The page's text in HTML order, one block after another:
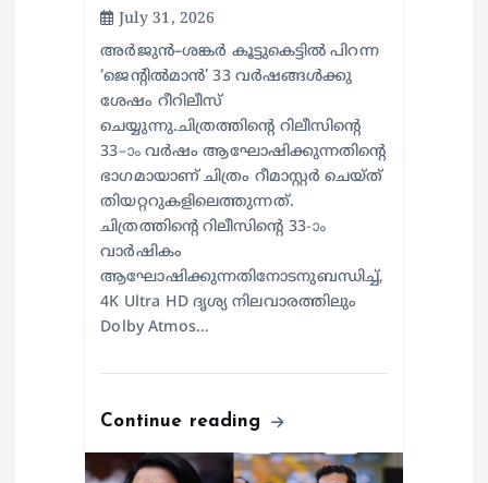
July 31, 2026
അർജുൻ–ശങ്കർ കൂട്ടുകെട്ടിൽ പിറന്ന
‘ജെന്റിൽമാൻ’ 33 വർഷങ്ങൾക്കു
ശേഷം റീറിലീസ്
ചെയ്യുന്നു.ചിത്രത്തിന്റെ റിലീസിന്റെ
33–ാം വർഷം ആഘോഷിക്കുന്നതിന്റെ
ഭാഗമായാണ് ചിത്രം റീമാസ്റ്റർ ചെയ്ത്
തിയറ്ററുകളിലെത്തുന്നത്.
ചിത്രത്തിന്റെ റിലീസിന്റെ 33-ാം
വാർഷികം
ആഘോഷിക്കുന്നതിനോടനുബന്ധിച്ച്,
4K Ultra HD ദൃശ്യ നിലവാരത്തിലും
Dolby Atmos…
Continue reading